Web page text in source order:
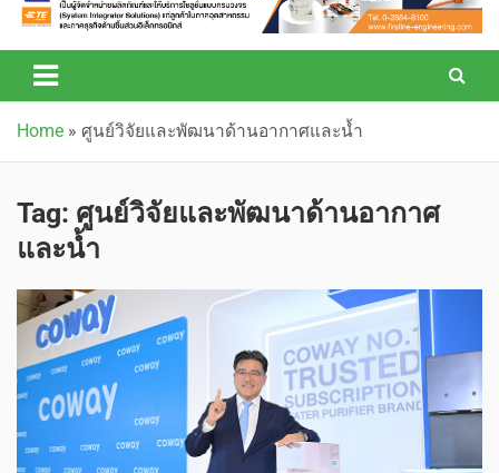
Home » ศูนย์วิจัยและพัฒนาด้านอากาศและน้ำ
Tag: ศูนย์วิจัยและพัฒนาด้านอากาศ
และน้ำ